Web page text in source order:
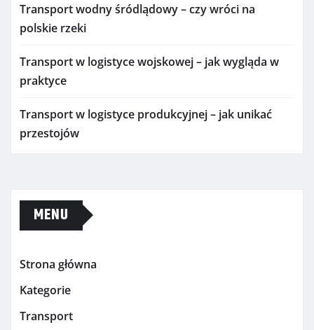
Transport wodny śródlądowy – czy wróci na
polskie rzeki
Transport w logistyce wojskowej – jak wygląda w
praktyce
Transport w logistyce produkcyjnej – jak unikać
przestojów
MENU
Strona główna
Kategorie
Transport